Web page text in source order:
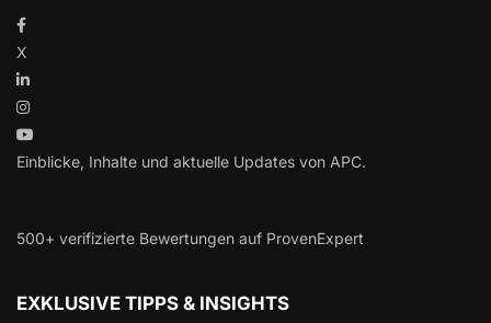
X
Einblicke, Inhalte und aktuelle Updates von APC.
500+ verifizierte Bewertungen auf ProvenExpert
EXKLUSIVE TIPPS & INSIGHTS